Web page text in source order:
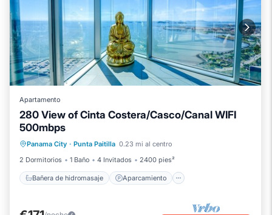
Apartamento
280 View of Cinta Costera/Casco/Canal WIFI
500mbps
Panama City · Punta Paitilla 0.23 mi al centro
2 Dormitorios
1 Baño 4 Invitados 2400 pies²
Bañera de hidromasaje Aparcamiento
Bañera de hidromasaje
Piscina
Spa